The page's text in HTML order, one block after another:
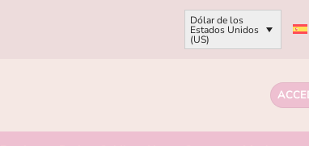
Dólar de los
Estados Unidos
(US)